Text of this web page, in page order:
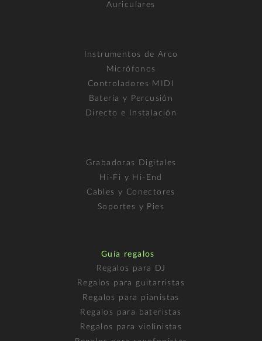
Auriculares
Instrumentos de Arco
Micrófonos
Controladores MIDI
Batería y Percusión
Directo e Instalación
Grabadoras Digitales
Hi-Fi y Hi-End
Cables y Conectores
Soportes y Pies
Guía regalos
Regalos para DJ
Regalos para guitarristas
Regalos para pianistas
Regalos para bateristas
Regalos para violinistas